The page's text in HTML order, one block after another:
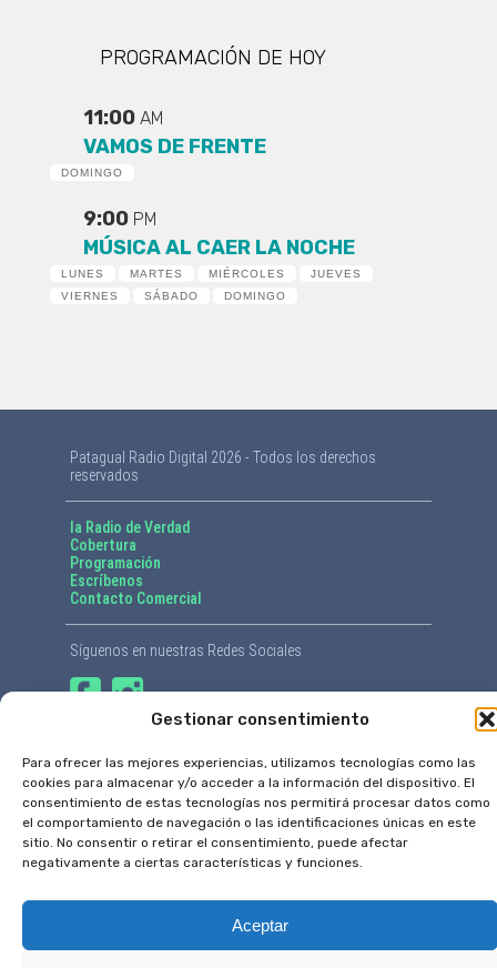
Gestionar consentimiento
Para ofrecer las mejores experiencias, utilizamos tecnologías como las
cookies para almacenar y/o acceder a la información del dispositivo. El
consentimiento de estas tecnologías nos permitirá procesar datos como
el comportamiento de navegación o las identificaciones únicas en este
sitio. No consentir o retirar el consentimiento, puede afectar
negativamente a ciertas características y funciones.
Aceptar
PROGRAMACIÓN DE HOY
11:00 AM
VAMOS DE FRENTE
DOMINGO
9:00 PM
MÚSICA AL CAER LA NOCHE
LUNES MARTES MIÉRCOLES
JUEVES
VIERNES
SÁBADO DOMINGO
Patagual Radio Digital 2026 - Todos los derechos
reservados
la Radio de Verdad
Cobertura
Programación
Escríbenos
Contacto Comercial
Síguenos en nuestras Redes Sociales